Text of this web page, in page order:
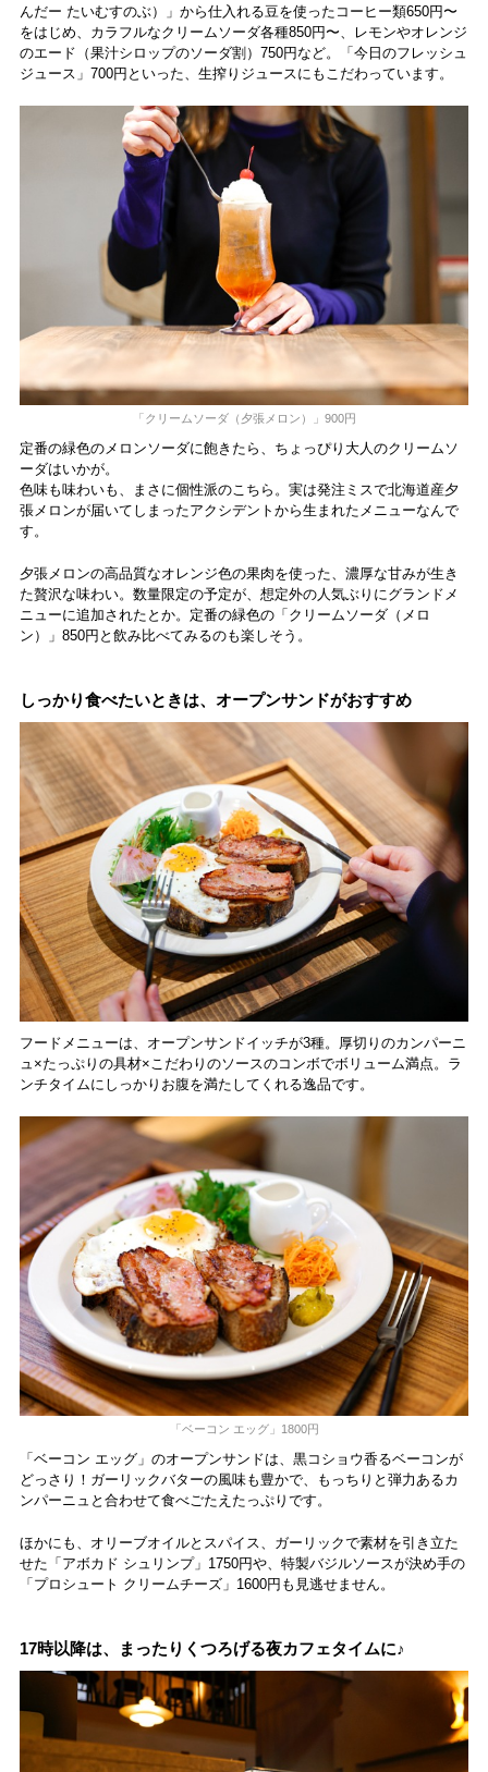
んだー たいむすのぶ）」から仕入れる豆を使ったコーヒー類650円〜
をはじめ、カラフルなクリームソーダ各種850円〜、レモンやオレンジ
のエード（果汁シロップのソーダ割）750円など。「今日のフレッシュ
ジュース」700円といった、生搾りジュースにもこだわっています。
「クリームソーダ（夕張メロン）」900円
定番の緑色のメロンソーダに飽きたら、ちょっぴり大人のクリームソ
ーダはいかが。
色味も味わいも、まさに個性派のこちら。実は発注ミスで北海道産夕
張メロンが届いてしまったアクシデントから生まれたメニューなんで
す。
夕張メロンの高品質なオレンジ色の果肉を使った、濃厚な甘みが生き
た贅沢な味わい。数量限定の予定が、想定外の人気ぶりにグランドメ
ニューに追加されたとか。定番の緑色の「クリームソーダ（メロ
ン）」850円と飲み比べてみるのも楽しそう。
しっかり食べたいときは、オープンサンドがおすすめ
フードメニューは、オープンサンドイッチが3種。厚切りのカンパーニ
ュ×たっぷりの具材×こだわりのソースのコンボでボリューム満点。ラ
ンチタイムにしっかりお腹を満たしてくれる逸品です。
「ベーコン エッグ」1800円
「ベーコン エッグ」のオープンサンドは、黒コショウ香るベーコンが
どっさり！ガーリックバターの風味も豊かで、もっちりと弾力あるカ
ンパーニュと合わせて食べごたえたっぷりです。
ほかにも、オリーブオイルとスパイス、ガーリックで素材を引き立た
せた「アボカド シュリンプ」1750円や、特製バジルソースが決め手の
「プロシュート クリームチーズ」1600円も見逃せません。
17時以降は、まったりくつろげる夜カフェタイムに♪